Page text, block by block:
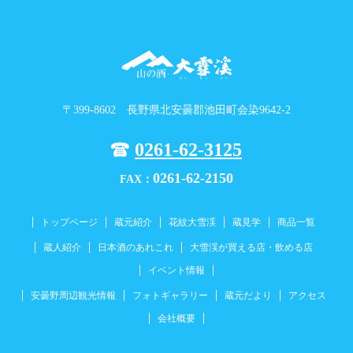
〒399-8602 長野県北安曇郡池田町会染9642-2
0261-62-3125
FAX： 0261-62-2150
トップページ 蔵元紹介 花紋大雪渓 蔵見学 商品一覧
蔵人紹介 日本酒のあれこれ 大雪渓が買える店・飲める店
イベント情報
安曇野周辺観光情報 フォトギャラリー 蔵元だより アクセス
会社概要